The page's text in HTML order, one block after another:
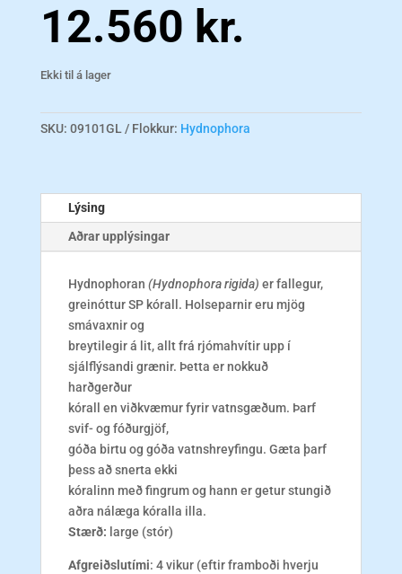
12.560 kr.
Ekki til á lager
SKU: 09101GL Flokkur: Hydnophora
Lýsing
Aðrar upplýsingar
Hydnophoran (Hydnophora rigida) er fallegur,
greinóttur SP kórall. Holseparnir eru mjög
smávaxnir og
breytilegir á lit, allt frá rjómahvítir upp í
sjálflýsandi grænir. Þetta er nokkuð
harðgerður
kórall en viðkvæmur fyrir vatnsgæðum. Þarf
svif- og fóðurgjöf,
góða birtu og góða vatnshreyfingu. Gæta þarf
þess að snerta ekki
kóralinn með fingrum og hann er getur stungið
aðra nálæga kóralla illa.
Stærð: large (stór)
Afgreiðslutími: 4 vikur (eftir framboði hverju